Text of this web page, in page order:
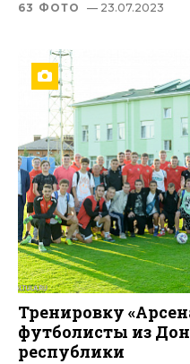
63 ФОТО — 23.07.2023
Тренировку
футболисты из
республики